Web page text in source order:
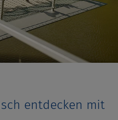
entdecken mit